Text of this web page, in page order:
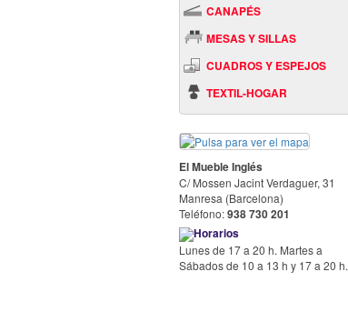
CANAPÉS
MESAS Y SILLAS
CUADROS Y ESPEJOS
TEXTIL-HOGAR
El Mueble Inglés
C/ Mossen Jacint Verdaguer, 31
Manresa (Barcelona)
Teléfono:938 730 201
Horarios
Lunes de 17 a 20 h. Martes a
Sábados de 10 a 13 h y 17 a 20 h.